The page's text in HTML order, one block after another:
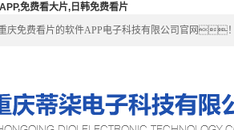
免费看大片,日韩免费看片
免费看片的软件APP电子科技有限公司官网！